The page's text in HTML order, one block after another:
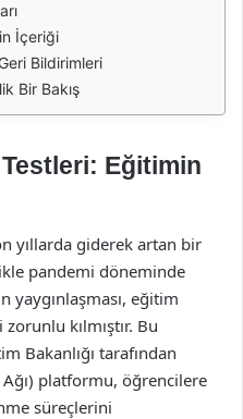
İçeriği
Bildirimleri
Bir Bakış
Testleri: Eğitimin
yıllarda giderek artan bir
pandemi döneminde
yaygınlaşması, eğitim
kılmıştır. Bu
Bakanlığı tarafından
platformu, öğrencilere
süreçlerini